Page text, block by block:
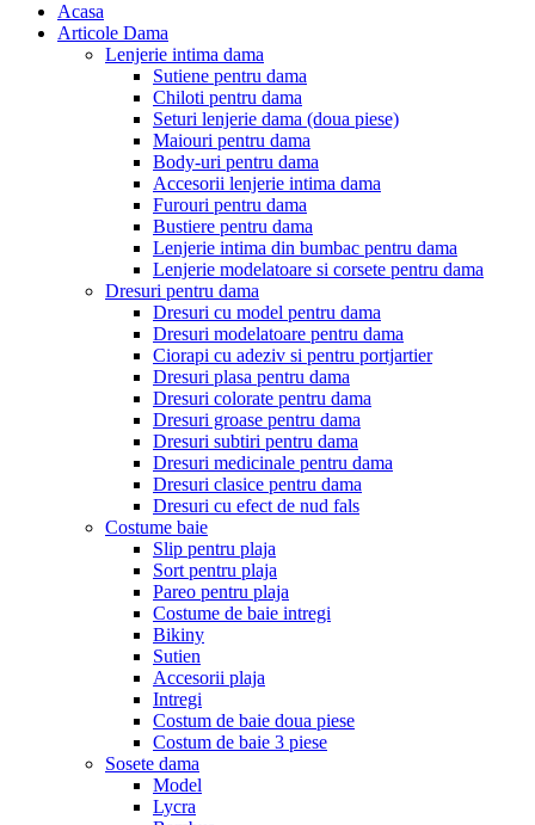
Acasa
Articole Dama
Lenjerie intima dama
Sutiene pentru dama
Chiloti pentru dama
Seturi lenjerie dama (doua piese)
Maiouri pentru dama
Body-uri pentru dama
Accesorii lenjerie intima dama
Furouri pentru dama
Bustiere pentru dama
Lenjerie intima din bumbac pentru dama
Lenjerie modelatoare si corsete pentru dama
Dresuri pentru dama
Dresuri cu model pentru dama
Dresuri modelatoare pentru dama
Ciorapi cu adeziv si pentru portjartier
Dresuri plasa pentru dama
Dresuri colorate pentru dama
Dresuri groase pentru dama
Dresuri subtiri pentru dama
Dresuri medicinale pentru dama
Dresuri clasice pentru dama
Dresuri cu efect de nud fals
Costume baie
Slip pentru plaja
Sort pentru plaja
Pareo pentru plaja
Costume de baie intregi
Bikiny
Sutien
Accesorii plaja
Intregi
Costum de baie doua piese
Costum de baie 3 piese
Sosete dama
Model
Lycra